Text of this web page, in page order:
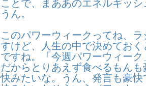
ことで、まああのエネルギッ
うん。
このパワーウィークってね、
すけど、人生の中で決めてお
ですね。「今週パワーウィー
だからとりあえず食べるもん
快みたいな。うん、発言も豪